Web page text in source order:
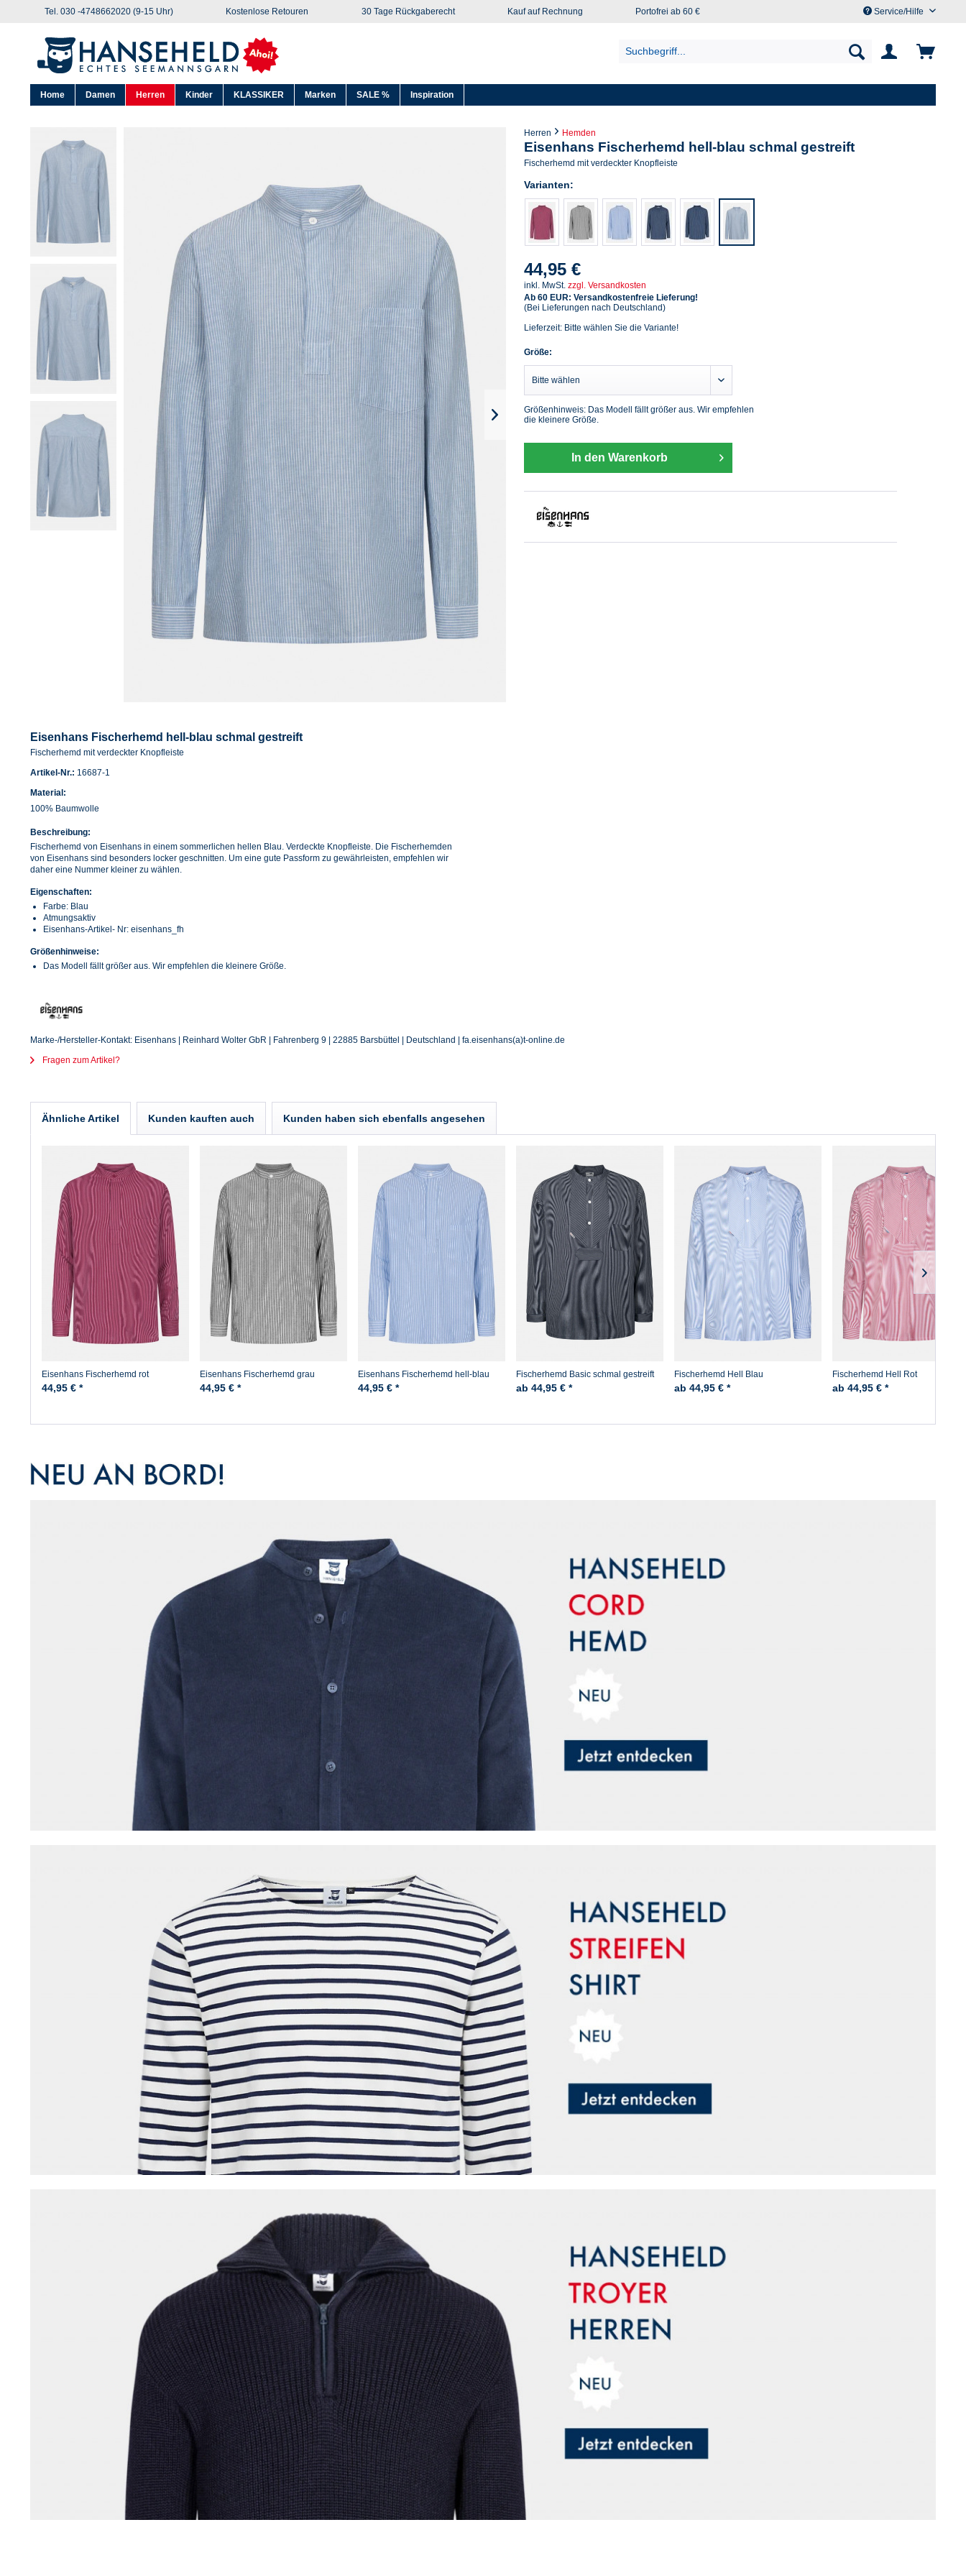
Tel. 030 -4748662020 (9-15 Uhr) Kostenlose Retouren 30 Tage Rückgaberecht Kauf auf Rechnung Portofrei ab 60 € Service/Hilfe
Home Damen Herren Kinder KLASSIKER Marken SALE % Inspiration
Herren Hemden
Eisenhans Fischerhemd hell-blau schmal gestreift
Fischerhemd mit verdeckter Knopfleiste
Varianten:
44,95 €
inkl. MwSt. zzgl. Versandkosten
Ab 60 EUR: Versandkostenfreie Lieferung!
(Bei Lieferungen nach Deutschland)
Lieferzeit: Bitte wählen Sie die Variante!
Größe:
Größenhinweis: Das Modell fällt größer aus. Wir empfehlen
die kleinere Größe.
In den Warenkorb
Eisenhans Fischerhemd hell-blau schmal gestreift
Fischerhemd mit verdeckter Knopfleiste
Artikel-Nr.: 16687-1
Material:
100% Baumwolle
Beschreibung:
Fischerhemd von Eisenhans in einem sommerlichen hellen Blau. Verdeckte Knopfleiste. Die Fischerhemden
von Eisenhans sind besonders locker geschnitten. Um eine gute Passform zu gewährleisten, empfehlen wir
daher eine Nummer kleiner zu wählen.
Eigenschaften:
Farbe: Blau
Atmungsaktiv
Eisenhans-Artikel- Nr: eisenhans_fh
Größenhinweise:
Das Modell fällt größer aus. Wir empfehlen die kleinere Größe.
Marke-/Hersteller-Kontakt: Eisenhans | Reinhard Wolter GbR | Fahrenberg 9 | 22885 Barsbüttel | Deutschland | fa.eisenhans(a)t-online.de
Fragen zum Artikel?
Ähnliche Artikel Kunden kauften auch Kunden haben sich ebenfalls angesehen
Eisenhans Fischerhemd rot
44,95 € *
Eisenhans Fischerhemd grau
44,95 € *
Eisenhans Fischerhemd hell-blau
breit gestreift
44,95 € *
Fischerhemd Basic schmal gestreift
ab 44,95 € *
Fischerhemd Hell Blau
ab 44,95 € *
Fischerhemd Hell Rot
ab 44,95 € *